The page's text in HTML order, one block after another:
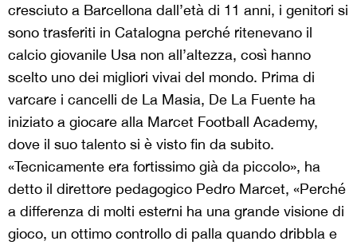
cresciuto a Barcellona dall’età di 11 anni, i genitori si
sono trasferiti in Catalogna perché ritenevano il
calcio giovanile Usa non all’altezza, così hanno
scelto uno dei migliori vivai del mondo. Prima di
varcare i cancelli de La Masia, De La Fuente ha
iniziato a giocare alla Marcet Football Academy,
dove il suo talento si è visto fin da subito.
«Tecnicamente era fortissimo già da piccolo», ha
detto il direttore pedagogico Pedro Marcet, «Perché
a differenza di molti esterni ha una grande visione di
gioco, un ottimo controllo di palla quando dribbla e